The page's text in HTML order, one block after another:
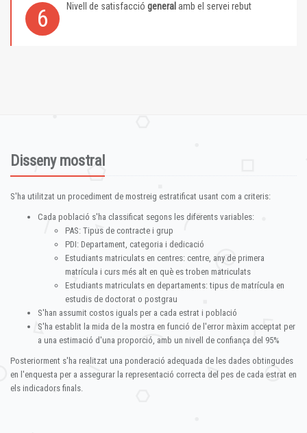
6 Nivell de satisfacció general amb el servei rebut
Disseny mostral
S'ha utilitzat un procediment de mostreig estratificat usant com a criteris:
Cada població s'ha classificat segons les diferents variables:
PAS: Tipus de contracte i grup
PDI: Departament, categoria i dedicació
Estudiants matriculats en centres: centre, any de primera
matrícula i curs més alt en què es troben matriculats
Estudiants matriculats en departaments: tipus de matrícula en
estudis de doctorat o postgrau
S'han assumit costos iguals per a cada estrat i població
S'ha establit la mida de la mostra en funció de l'error màxim acceptat per
a una estimació d'una proporció, amb un nivell de confiança del 95%
Posteriorment s'ha realitzat una ponderació adequada de les dades obtingudes
en l'enquesta per a assegurar la representació correcta del pes de cada estrat en
els indicadors finals.